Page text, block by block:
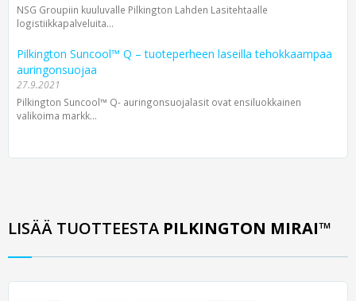
NSG Groupiin kuuluvalle Pilkington Lahden Lasitehtaalle
logistiikkapalveluita...
Pilkington Suncool™ Q – tuoteperheen laseilla tehokkaampaa
auringonsuojaa
27.9.2021
Pilkington Suncool™ Q- auringonsuojalasit ovat ensiluokkainen
valikoima markk...
LISÄÄ TUOTTEESTA PILKINGTON MIRAI™